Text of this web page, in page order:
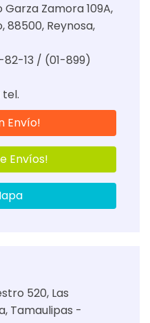
Garza Zamora 109A,
88500, Reynosa,
13 / (01-899)
Envío!
Envíos!
520, Las
Tamaulipas -